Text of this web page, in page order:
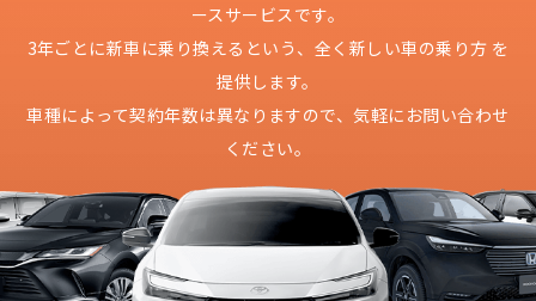
ースサービスです。
3年ごとに新車に乗り換えるという、 全く新しい車の乗り方 を
提供します。
車種によって契約年数は異なりますので、気軽にお問い合わせ
ください。
どこよりも安くご契約いただけます！
NORIDOKIは高残価設定を実現！
頭金不要で超低価格！憧れのクルマが手軽に乗れ
ます！
短期間だから安心！
NORIDOKIなら短期リースでも安いんです！常
に新車なので故障の心配がありませんし、急なラ
イフスタイルの変化にも対応が可能です。
月々定額料金で安心
NORIDOKIなら頭金・ボーナス払い・諸経費・税
金など一切不要！月々「定額料金」をお支払い
いただくだけでご利用いただけます。